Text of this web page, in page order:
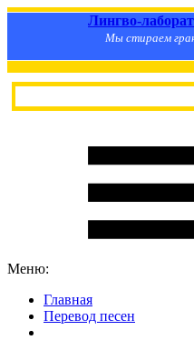
Лингво-
Мы стираем
Меню:
Главная
Перевод песен